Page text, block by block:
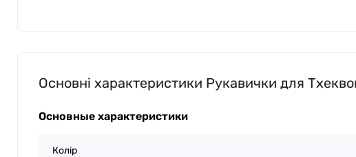
Основні характеристики Рукавички для
Основные характеристики
Колір